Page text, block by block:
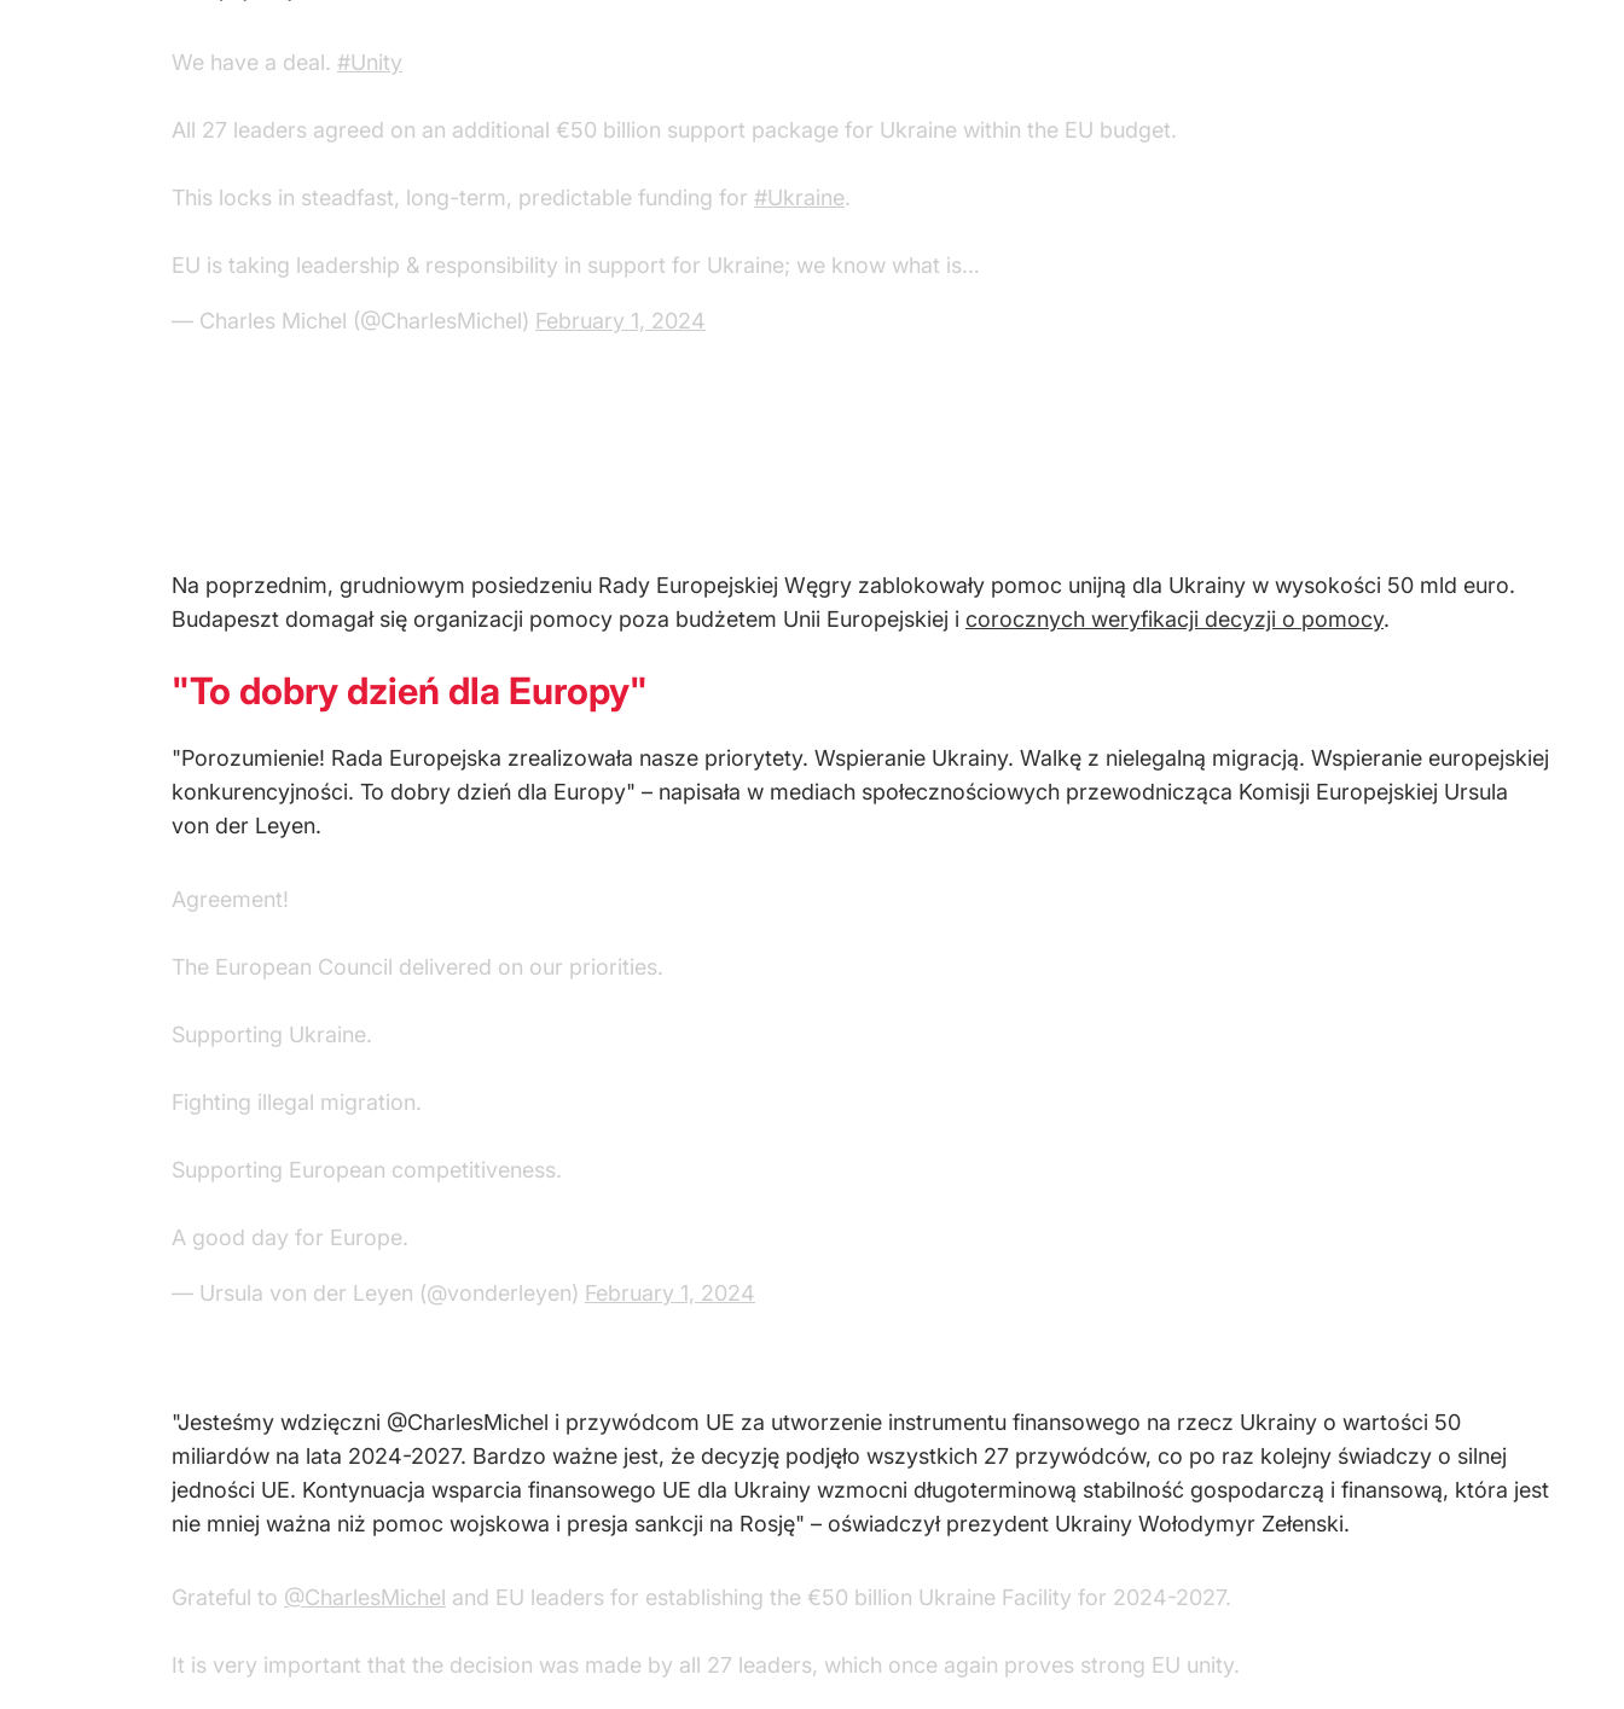
We have a deal. #Unity
All 27 leaders agreed on an additional €50 billion support package for Ukraine within the EU budget.
This locks in steadfast, long-term, predictable funding for #Ukraine.
EU is taking leadership & responsibility in support for Ukraine; we know what is…
— Charles Michel (@CharlesMichel) February 1, 2024
Na poprzednim, grudniowym posiedzeniu Rady Europejskiej Węgry zablokowały pomoc unijną dla Ukrainy w wysokości 50 mld euro.
Budapeszt domagał się organizacji pomocy poza budżetem Unii Europejskiej i corocznych weryfikacji decyzji o pomocy.
"To dobry dzień dla Europy"
"Porozumienie! Rada Europejska zrealizowała nasze priorytety. Wspieranie Ukrainy. Walkę z nielegalną migracją. Wspieranie europejskiej
konkurencyjności. To dobry dzień dla Europy" – napisała w mediach społecznościowych przewodnicząca Komisji Europejskiej Ursula
von der Leyen.
Agreement!
The European Council delivered on our priorities.
Supporting Ukraine.
Fighting illegal migration.
Supporting European competitiveness.
A good day for Europe.
— Ursula von der Leyen (@vonderleyen) February 1, 2024
"Jesteśmy wdzięczni @CharlesMichel i przywódcom UE za utworzenie instrumentu finansowego na rzecz Ukrainy o wartości 50
miliardów na lata 2024-2027. Bardzo ważne jest, że decyzję podjęło wszystkich 27 przywódców, co po raz kolejny świadczy o silnej
jedności UE. Kontynuacja wsparcia finansowego UE dla Ukrainy wzmocni długoterminową stabilność gospodarczą i finansową, która jest
nie mniej ważna niż pomoc wojskowa i presja sankcji na Rosję" – oświadczył prezydent Ukrainy Wołodymyr Zełenski.
Grateful to @CharlesMichel and EU leaders for establishing the €50 billion Ukraine Facility for 2024-2027.
It is very important that the decision was made by all 27 leaders, which once again proves strong EU unity.